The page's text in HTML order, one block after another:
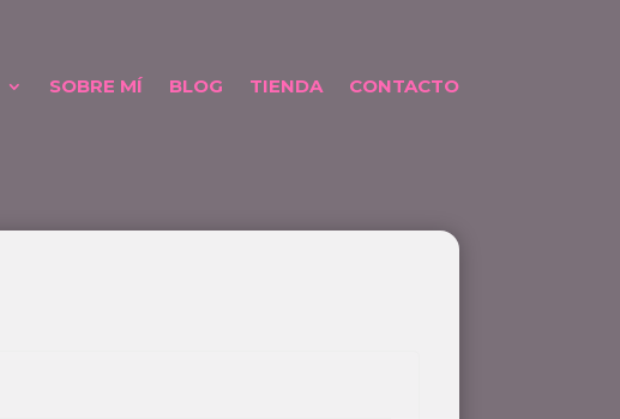
SOBRE MÍ BLOG TIENDA CONTACTO